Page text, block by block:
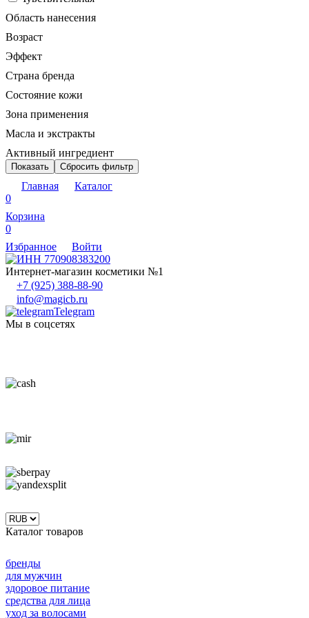
Область нанесения
Возраст
Эффект
Страна бренда
Состояние кожи
Зона применения
Масла и экстракты
Активный ингредиент
Показать Сбросить фильтр
Главная
Каталог
0
Корзина
0
Избранное
Войти
Интернет-магазин косметики №1
+7 (925) 388-88-90
info@magicb.ru
Telegram
Мы в соцсетях
Каталог товаров
бренды
для мужчин
здоровое питание
средства для лица
уход за волосами